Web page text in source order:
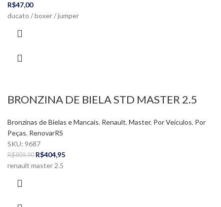
R$47,00
ducato / boxer / jumper
BRONZINA DE BIELA STD MASTER 2.5
Bronzinas de Bielas e Mancais, Renault, Master, Por Veículos, Por
Peças, RenovarRS
SKU: 9687
R$809,90 R$404,95
renault master 2.5